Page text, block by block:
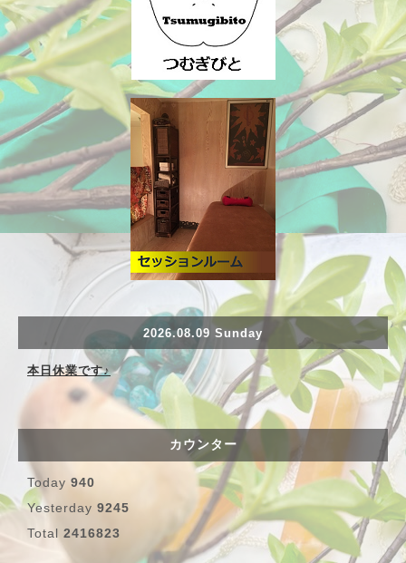
2026.08.09 Sunday
本日休業です♪
カウンター
Today 940
Yesterday 9245
Total 2416823